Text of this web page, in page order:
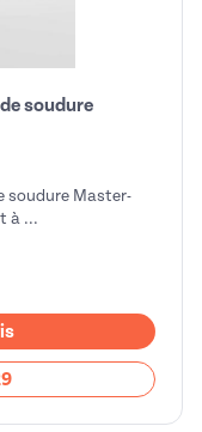
soudure
soudure Master-
à ...